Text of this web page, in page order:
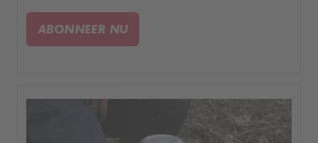
gebaseerd op buitenaardse wezens die onze
planeet zelfs nu nog bezoeken?.
ABONNEER NU